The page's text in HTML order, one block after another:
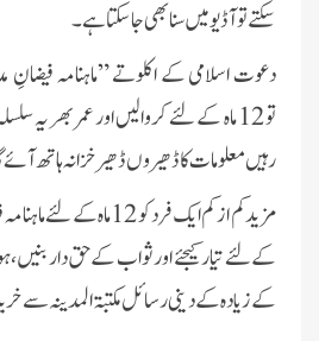
سکتے تو آڈیو میں سنا بھی جاسکتا ہے ۔
دعوت اسلامی کے اکلوتے ”ماہنامہ فیضانِ
تو 12 ماہ کے لئے کروالیں اور عمر بھر یہ
رہیں معلومات کا ڈھیروں ڈھیر خزانہ ہاتھ آئے
مزید کم از کم ایک فرد کو
کے لئے تیار کیجئے اور ثواب کے حق دار
کے زیادہ کے دینی رسائل مکتبۃ المدینہ سے